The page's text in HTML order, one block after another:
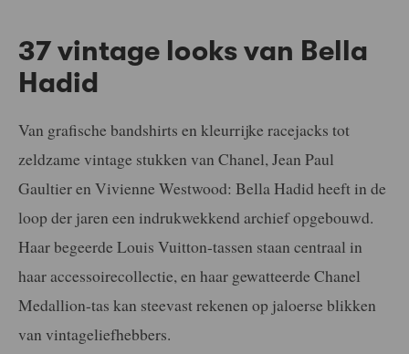
37 vintage looks van Bella
Hadid
Van grafische bandshirts en kleurrijke racejacks tot
zeldzame vintage stukken van Chanel, Jean Paul
Gaultier en Vivienne Westwood: Bella Hadid heeft in de
loop der jaren een indrukwekkend archief opgebouwd.
Haar begeerde Louis Vuitton-tassen staan centraal in
haar accessoirecollectie, en haar gewatteerde Chanel
Medallion-tas kan steevast rekenen op jaloerse blikken
van vintageliefhebbers.